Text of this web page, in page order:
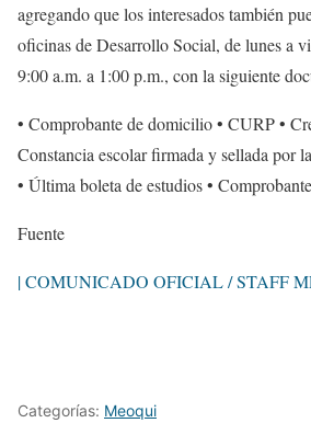
agregando que los interesados también
oficinas de Desarrollo Social, de lunes a
9:00 a.m. a 1:00 p.m., con la siguiente
•⁠ ⁠Comprobante de domicilio •⁠ ⁠CURP •⁠
⁠Constancia escolar firmada y sellada por
•⁠ ⁠Última boleta de estudios •⁠
Fuente
| COMUNICADO OFICIAL / STAFF
Categorías: Meoqui